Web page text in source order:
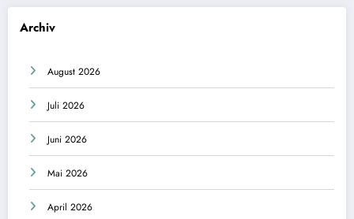
Archiv
August 2026
Juli 2026
Juni 2026
Mai 2026
April 2026